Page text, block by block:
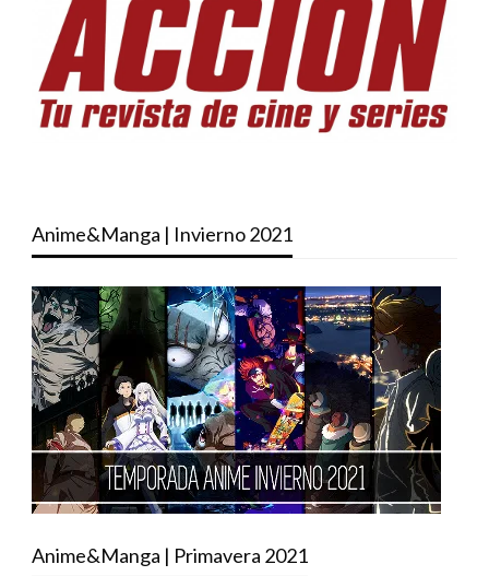
Anime&Manga | Invierno 2021
Anime&Manga | Primavera 2021